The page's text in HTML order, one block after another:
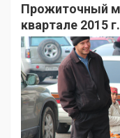
Прожиточный
квартале 2015